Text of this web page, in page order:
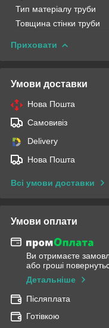
Тип матеріалу труби
Товщина стінки труби
Приховати
Умови доставки
Нова Пошта
Самовивіз
Delivery
Нова Пошта
Всі умови доставки
Умови оплати
Ви отримаєте
або гроші
Детальніше
Післяплата
Готівкою